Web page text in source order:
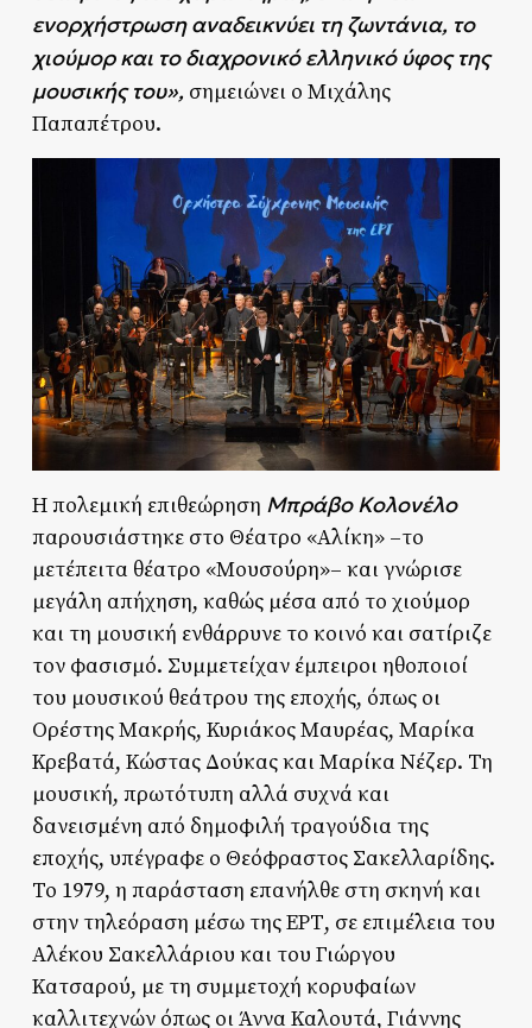
ενορχήστρωση αναδεικνύει τη ζωντάνια, το
χιούμορ και το διαχρονικό ελληνικό ύφος της
μουσικής του», σημειώνει ο Μιχάλης
Παπαπέτρου.
Η πολεμική επιθεώρηση Μπράβο Κολονέλο
παρουσιάστηκε στο Θέατρο «Αλίκη» –το
μετέπειτα θέατρο «Μουσούρη»– και γνώρισε
μεγάλη απήχηση, καθώς μέσα από το χιούμορ
και τη μουσική ενθάρρυνε το κοινό και σατίριζε
τον φασισμό. Συμμετείχαν έμπειροι ηθοποιοί
του μουσικού θεάτρου της εποχής, όπως οι
Ορέστης Μακρής, Κυριάκος Μαυρέας, Μαρίκα
Κρεβατά, Κώστας Δούκας και Μαρίκα Νέζερ. Τη
μουσική, πρωτότυπη αλλά συχνά και
δανεισμένη από δημοφιλή τραγούδια της
εποχής, υπέγραφε ο Θεόφραστος Σακελλαρίδης.
Το 1979, η παράσταση επανήλθε στη σκηνή και
στην τηλεόραση μέσω της ΕΡΤ, σε επιμέλεια του
Αλέκου Σακελλάριου και του Γιώργου
Κατσαρού, με τη συμμετοχή κορυφαίων
καλλιτεχνών όπως οι Άννα Καλουτά, Γιάννης